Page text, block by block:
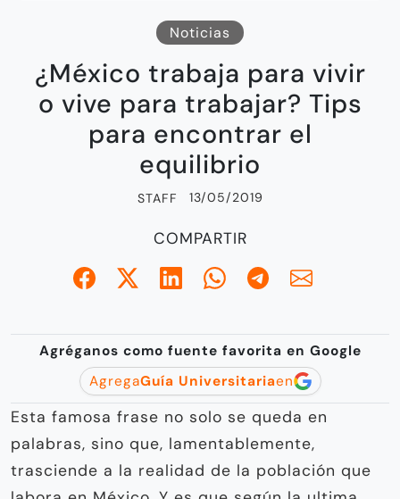
Noticias
¿México trabaja para vivir
o vive para trabajar? Tips
para encontrar el
equilibrio
STAFF 13/05/2019
COMPARTIR
Agréganos como fuente favorita en Google
AgregaGuía Universitariaen
Esta famosa frase no solo se queda en
palabras, sino que, lamentablemente,
trasciende a la realidad de la población que